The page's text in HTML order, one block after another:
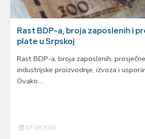
Rast BDP-a, broja zaposlenih i
plate u Srpskoj
Rast BDP-a, broja zaposlenih,
industrijske proizvodnje, izvoza i
Ovako…
07.08.2026